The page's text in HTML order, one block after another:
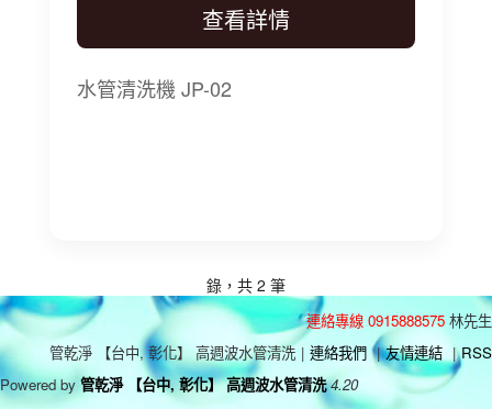
查看詳情
水管清洗機 JP-02
錄，共 2 筆
連絡專線 0915888575 林先生
管乾淨 【台中, 彰化】 高週波水管清洗 | 連絡我們 | 友情連結 | RSS
Powered by 管乾淨 【台中, 彰化】 高週波水管清洗 4.20